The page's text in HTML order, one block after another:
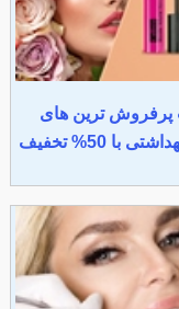
ترین های
با 50% تخفیف